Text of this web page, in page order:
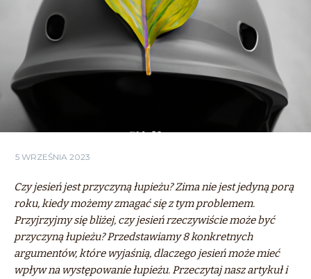
5 WRZEŚNIA 2023
Czy jesień jest przyczyną łupieżu? Zima nie jest jedyną porą
roku, kiedy możemy zmagać się z tym problemem.
Przyjrzyjmy się bliżej, czy jesień rzeczywiście może być
przyczyną łupieżu? Przedstawiamy 8 konkretnych
argumentów, które wyjaśnią, dlaczego jesień może mieć
wpływ na występowanie łupieżu. Przeczytaj nasz artykuł i